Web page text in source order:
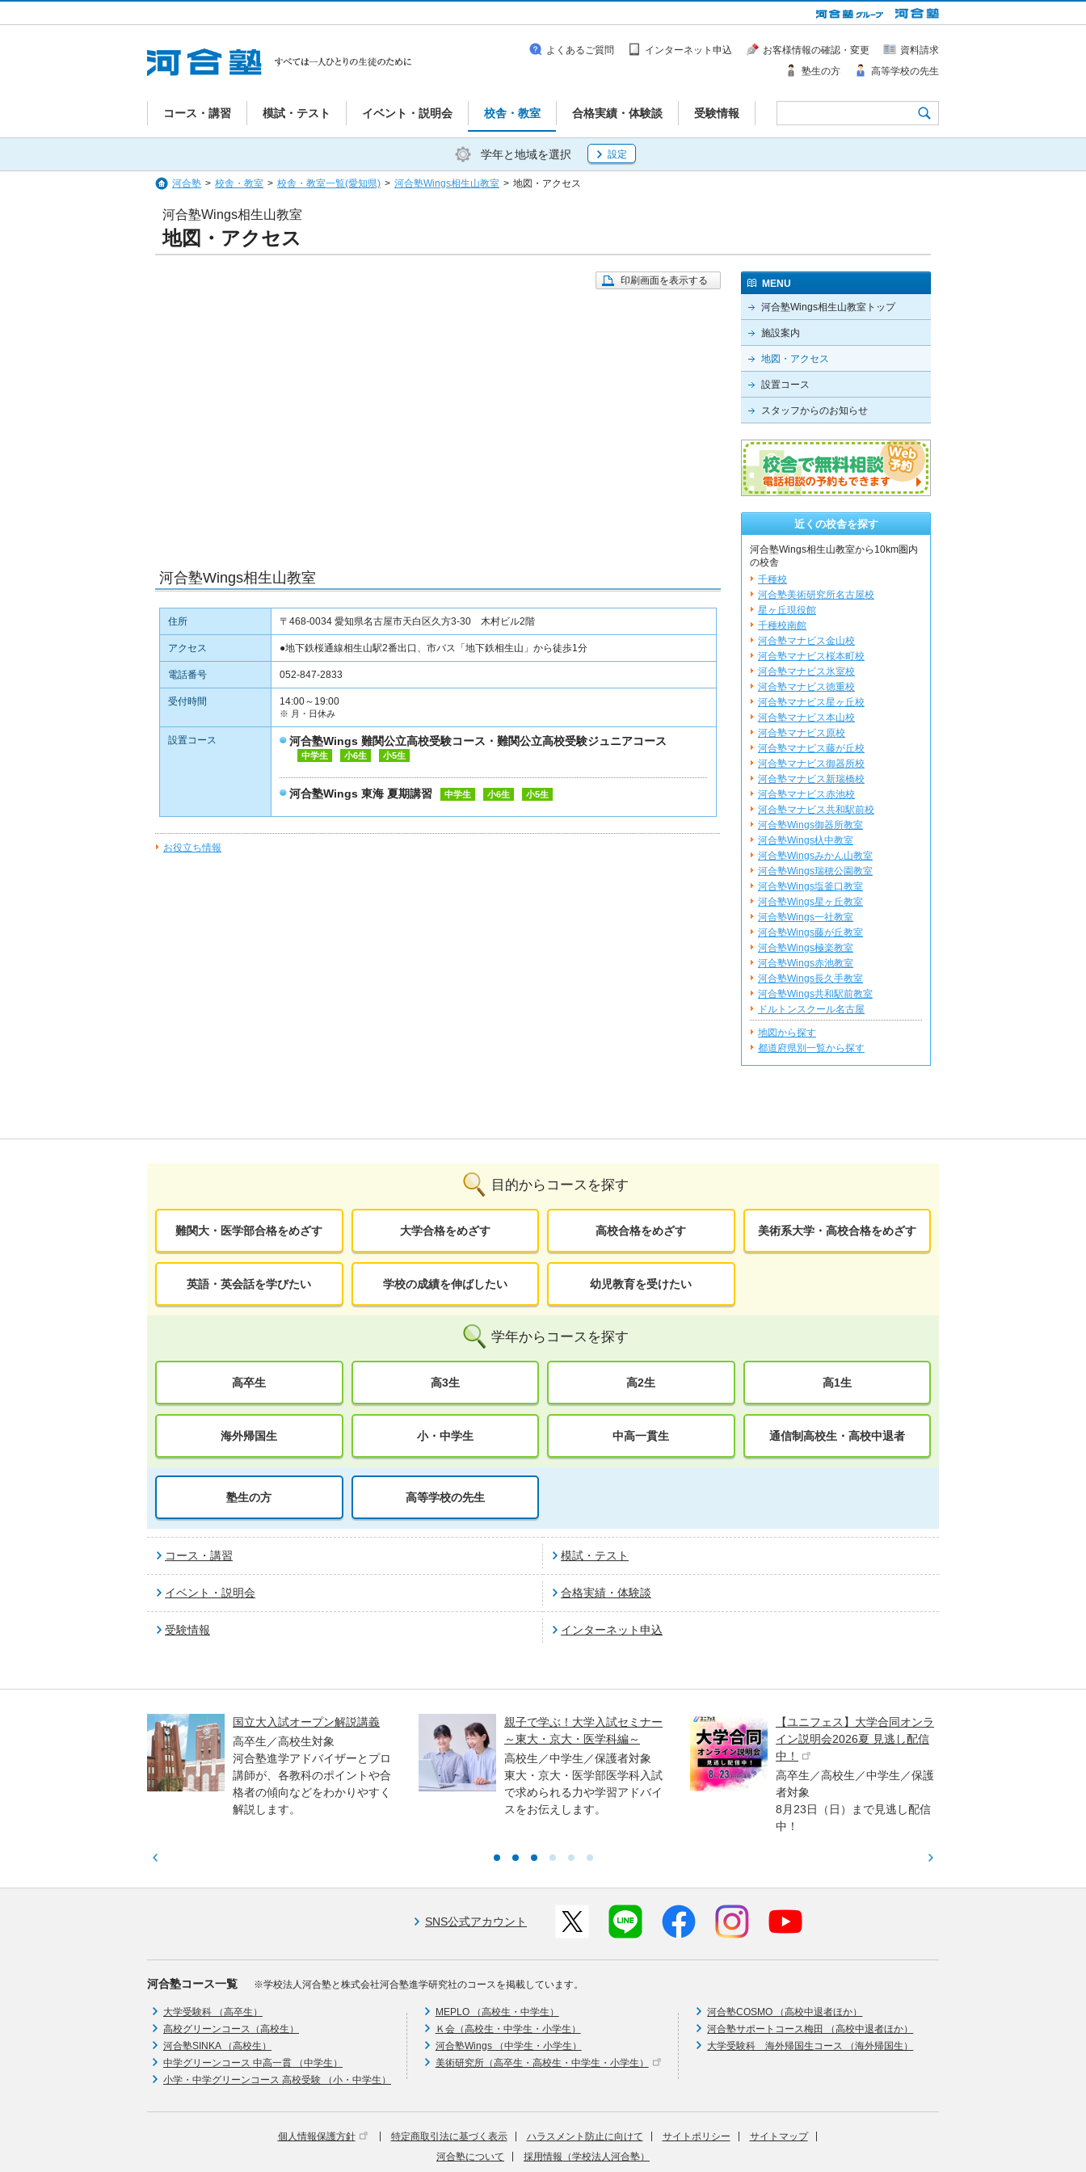
コース・講習 模試・テスト イベント・説明会 校舎・教室 合格実績・体験談 受験情報
よくあるご質問 インターネット申込 お客様情報の確認・変更
資料請求
塾生の方
高等学校の先生
学年と地域を選択 設定
河合塾 > 校舎・教室 > 校舎・教室一覧(愛知県) > 河合塾Wings相生山教室 > 地図・アクセス
地図・アクセス
河合塾Wings相生山教室
印刷画面を表示する
河合塾Wings相生山教室
住所 〒468-0034 愛知県名古屋市天白区久方3-30 木村ビル2階
アクセス ●地下鉄桜通線相生山駅2番出口、市バス「地下鉄相生山」から徒歩1分
電話番号 052-847-2833
受付時間 14:00～19:00
※ 月・日休み
設置コース 河合塾Wings 難関公立高校受験コース・難関公立高校受験ジュニアコース
中学生 小6生 小5生
河合塾Wings 東海 夏期講習 中学生 小6生 小5生
お役立ち情報
MENU
河合塾Wings相生山教室トップ
施設案内
地図・アクセス
設置コース
スタッフからのお知らせ
近くの校舎を探す
河合塾Wings相生山教室から10km圏内
の校舎
千種校
河合塾美術研究所名古屋校
星ヶ丘現役館
千種校南館
河合塾マナビス金山校
河合塾マナビス桜本町校
河合塾マナビス氷室校
河合塾マナビス徳重校
河合塾マナビス星ヶ丘校
河合塾マナビス本山校
河合塾マナビス原校
河合塾マナビス藤が丘校
河合塾マナビス御器所校
河合塾マナビス新瑞橋校
河合塾マナビス赤池校
河合塾マナビス共和駅前校
河合塾Wings御器所教室
河合塾Wings杁中教室
河合塾Wingsみかん山教室
河合塾Wings瑞穂公園教室
河合塾Wings塩釜口教室
河合塾Wings星ヶ丘教室
河合塾Wings一社教室
河合塾Wings藤が丘教室
河合塾Wings極楽教室
河合塾Wings赤池教室
河合塾Wings長久手教室
河合塾Wings共和駅前教室
ドルトンスクール名古屋
地図から探す
都道府県別一覧から探す
目的からコースを探す
難関大・医学部合格をめざす 大学合格をめざす 高校合格をめざす 美術系大学・高校合格をめざす
英語・英会話を学びたい 学校の成績を伸ばしたい 幼児教育を受けたい
学年からコースを探す
高卒生 高3生 高2生 高1生
海外帰国生 小・中学生 中高一貫生 通信制高校生・高校中退者
塾生の方 高等学校の先生
コース・講習 模試・テスト
イベント・説明会 合格実績・体験談
受験情報 インターネット申込
国立大入試オープン解説講義
高卒生／高校生対象
河合塾進学アドバイザーとプロ
講師が、各教科のポイントや合
格者の傾向などをわかりやすく
解説します。
親子で学ぶ！大学入試セミナー
～東大・京大・医学科編～
高校生／中学生／保護者対象
東大・京大・医学部医学科入試
で求められる力や学習アドバイ
スをお伝えします。
【ユニフェス】大学合同オンラ
イン説明会2026夏 見逃し配信
中！
高卒生／高校生／中学生／保護
者対象
8月23日（日）まで見逃し配信
中！
SNS公式アカウント
河合塾コース一覧 ※学校法人河合塾と株式会社河合塾進学研究社のコースを掲載しています。
大学受験科 （高卒生）
高校グリーンコース（高校生）
河合塾SINKA （高校生）
中学グリーンコース 中高一貫 （中学生）
小学・中学グリーンコース 高校受験 （小・中学生）
MEPLO （高校生・中学生）
Ｋ会（高校生・中学生・小学生）
河合塾Wings （中学生・小学生）
美術研究所（高卒生・高校生・中学生・小学生）
河合塾COSMO （高校中退者ほか）
河合塾サポートコース梅田 （高校中退者ほか）
大学受験科 海外帰国生コース （海外帰国生）
個人情報保護方針 特定商取引法に基づく表示 ハラスメント防止に向けて サイトポリシー
サイトマップ
河合塾について
採用情報（学校法人河合塾）